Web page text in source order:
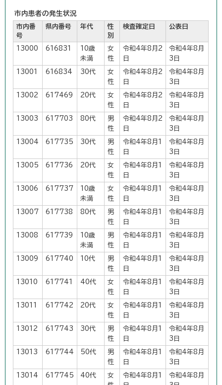
市内患者の発生状況
市内番
号
県内番号 年代
性
別
検査確定日 公表日
13000 616831
10歳
未満
女
性
令和4年8月2
日
令和4年8月
3日
13001 616834 30代
女
性
令和4年8月2
日
令和4年8月
3日
13002 617469 20代
女
性
令和4年8月2
日
令和4年8月
3日
13003 617703 80代
男
性
令和4年8月2
日
令和4年8月
3日
13004 617735 30代
男
性
令和4年8月1
日
令和4年8月
3日
13005 617736 20代
女
性
令和4年8月1
日
令和4年8月
3日
13006 617737
10歳
未満
女
性
令和4年8月1
日
令和4年8月
3日
13007 617738 80代
男
性
令和4年8月1
日
令和4年8月
3日
13008 617739
10歳
未満
男
性
令和4年8月1
日
令和4年8月
3日
13009 617740 10代
男
性
令和4年8月1
日
令和4年8月
3日
13010 617741 40代
女
性
令和4年8月1
日
令和4年8月
3日
13011 617742 20代
女
性
令和4年8月1
日
令和4年8月
3日
13012 617743 30代
男
性
令和4年8月1
日
令和4年8月
3日
13013 617744 50代
男
性
令和4年8月1
日
令和4年8月
3日
13014 617745 40代
女
令和4年8月1
令和4年8月